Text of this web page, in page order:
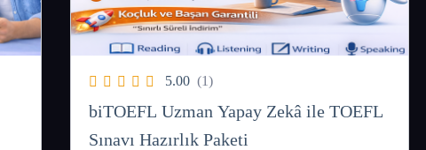
5.00 (1)
biTOEFL Uzman Yapay Zekâ ile TOEFL
Sınavı Hazırlık Paketi